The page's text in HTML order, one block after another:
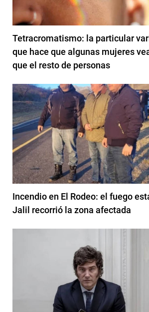
Tetracromatismo: la particular
que hace que algunas mujeres
que el resto de personas
Incendio en El Rodeo: el fuego
Jalil recorrió la zona afectada